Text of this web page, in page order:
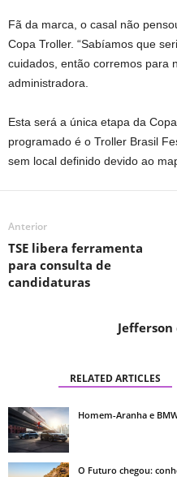
Fã da marca, o casal não
Copa Troller. “Sabíamos que
cuidados, então corremos para
administradora.
Esta será a única etapa da
programado é o Troller Brasil
sem local definido devido ao
Anterior
TSE libera ferramenta
para consulta de
candidaturas
RELATED ARTICLES
Homem-Aranha e
O Futuro chegou: